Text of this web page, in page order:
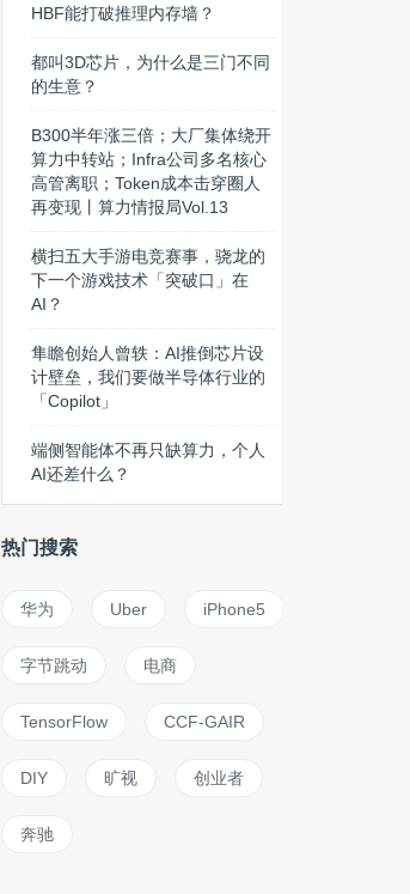
HBF能打破推理内存墙？
都叫3D芯片，为什么是三门不同
的生意？
B300半年涨三倍；大厂集体绕开
算力中转站；Infra公司多名核心
高管离职；Token成本击穿圈人
再变现丨算力情报局Vol.13
横扫五大手游电竞赛事，骁龙的
下一个游戏技术「突破口」在
AI？
隼瞻创始人曾轶：AI推倒芯片设
计壁垒，我们要做半导体行业的
「Copilot」
端侧智能体不再只缺算力，个人
AI还差什么？
热门搜索
华为 Uber iPhone5
字节跳动 电商
TensorFlow CCF-GAIR
DIY 旷视 创业者
奔驰